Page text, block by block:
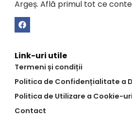
Argeș. Află primul tot ce
Link-uri utile
Termeni și condiții
Politica de Confidențialitate a
Politica de Utilizare a Cookie-
Contact